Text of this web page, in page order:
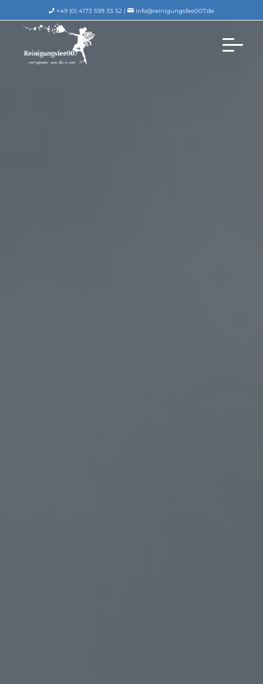
+49 (0) 4173 599 33 52 | info@reinigungsfee007.de